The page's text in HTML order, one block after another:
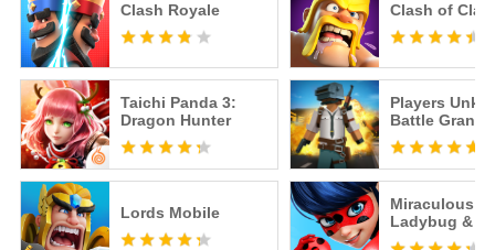
Clash Royale Clash of
Taichi Panda 3:
Dragon Hunter
Players
Battle Grand
Lords Mobile
Miraculous
Ladybug &
– Offizielles